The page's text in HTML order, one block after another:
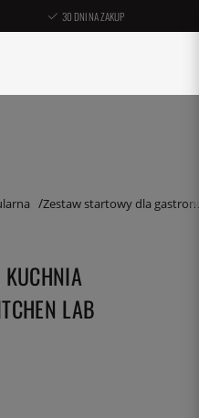
30 DNI NA ZAKUP
Zestaw startowy dla
KUCHNIA
LAB